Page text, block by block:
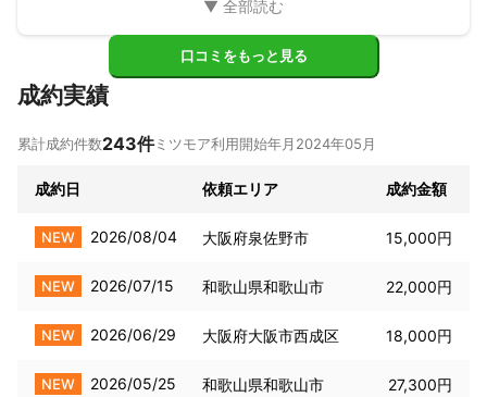
口コミをもっと見る
成約実績
累計成約件数243件ミツモア利用開始年月 2024年05月
成約日 依頼エリア 成約金額
NEW 2026/08/04 大阪府泉佐野市 15,000円
NEW 2026/07/15 和歌山県和歌山市 22,000円
NEW 2026/06/29 大阪府大阪市西成区 18,000円
NEW 2026/05/25 和歌山県和歌山市 27,300円